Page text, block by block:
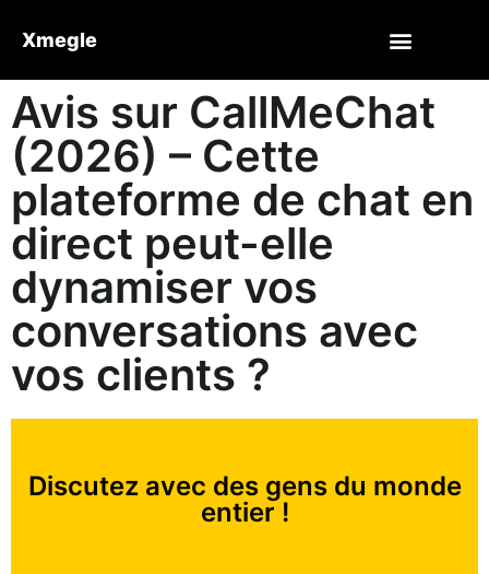
Xmegle
Avis sur CallMeChat
(2026) – Cette
plateforme de chat en
direct peut-elle
dynamiser vos
conversations avec
vos clients ?
Discutez avec des gens du monde
entier !